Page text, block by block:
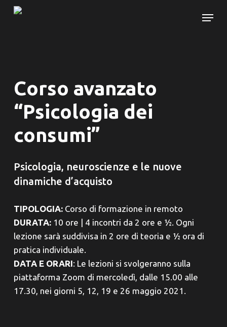
Skip
Menu
Corso avanzato
“Psicologia dei
consumi”
Psicologia, neuroscienze e le nuove
dinamiche d’acquisto
TIPOLOGIA:Corso di formazione in remoto
DURATA:10 ore | 4 incontri da 2 ore e ½. Ogni
lezione sarà suddivisa in 2 ore di teoria e ½ ora di
pratica individuale.
DATA E ORARI: Le lezioni si svolgeranno sulla
piattaforma Zoom di mercoledì, dalle 15.00 alle
17.30, nei giorni 5, 12, 19 e 26 maggio 2021.